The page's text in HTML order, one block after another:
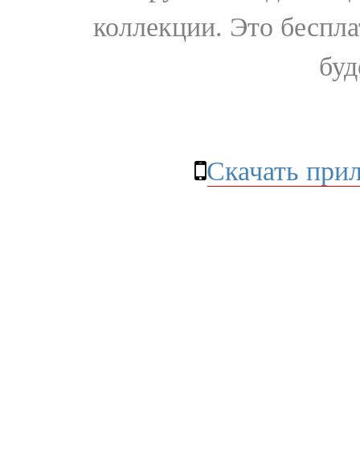
коллекции. Это
Скачать